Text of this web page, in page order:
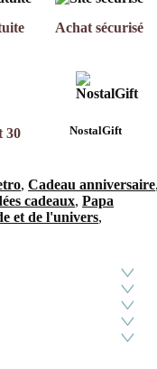
Achat sécurisé
30
NostalGift
, Cadeau anniversaire
cadeaux, Papa
et de l'univers,